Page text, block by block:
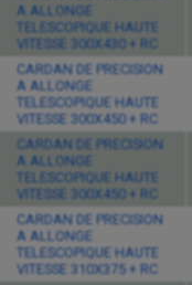
A ALLONGE
TELESCOPIQUE HAUTE
VITESSE 300X430 + RC
CARDAN DE PRECISION
A ALLONGE
TELESCOPIQUE HAUTE
VITESSE 300X450 + RC
CARDAN DE PRECISION
A ALLONGE
TELESCOPIQUE HAUTE
VITESSE 300X450 + RC
CARDAN DE PRECISION
A ALLONGE
TELESCOPIQUE HAUTE
VITESSE 310X375 + RC